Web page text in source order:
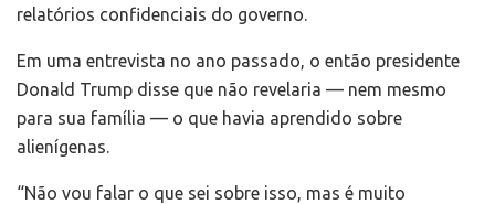
relatórios confidenciais do governo.
Em uma entrevista no ano passado, o então presidente
Donald Trump disse que não revelaria — nem mesmo
para sua família — o que havia aprendido sobre
alienígenas.
“Não vou falar o que sei sobre isso, mas é muito